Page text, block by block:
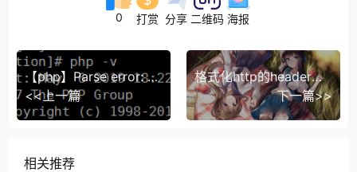
0 打赏 分享 二维码 海报
【php】Parse error: syntax error, unexpected '?', expecting variable (T_VARIABLE)--PHP版本的问题
<<上一篇
格式化http的header字符串为数组(格式为键值对或格式传header值用的索引数组)
下一篇>>
相关推荐